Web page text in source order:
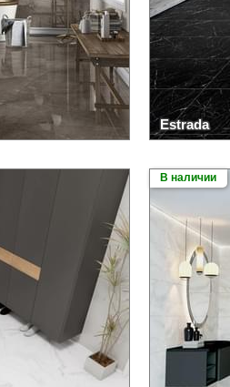
Estrada
В наличии